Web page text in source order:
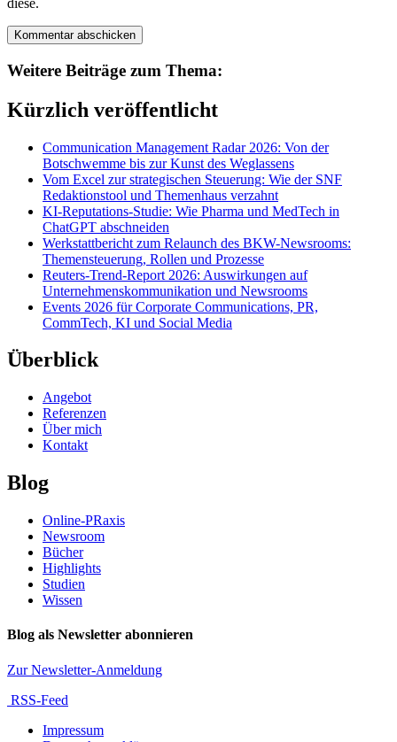
diese.
Weitere Beiträge zum Thema:
Kürzlich veröffentlicht
Communication Management Radar 2026: Von der
Botschwemme bis zur Kunst des Weglassens
Vom Excel zur strategischen Steuerung: Wie der SNF
Redaktionstool und Themenhaus verzahnt
KI-Reputations-Studie: Wie Pharma und MedTech in
ChatGPT abschneiden
Werkstattbericht zum Relaunch des BKW-Newsrooms:
Themensteuerung, Rollen und Prozesse
Reuters-Trend-Report 2026: Auswirkungen auf
Unternehmenskommunikation und Newsrooms
Events 2026 für Corporate Communications, PR,
CommTech, KI und Social Media
Überblick
Angebot
Referenzen
Über mich
Kontakt
Blog
Online-PRaxis
Newsroom
Bücher
Highlights
Studien
Wissen
Blog als Newsletter abonnieren
Zur Newsletter-Anmeldung
RSS-Feed
Impressum